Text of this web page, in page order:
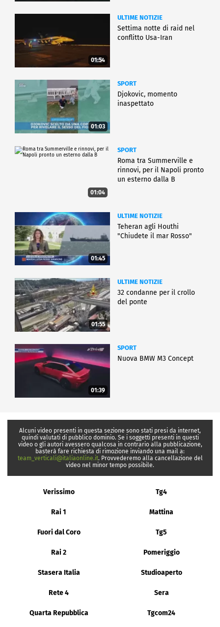
01:54
ULTIME NOTIZIE
Settima notte di raid nel
conflitto Usa-Iran
01:03
SPORT
Djokovic, momento
inaspettato
01:04
SPORT
Roma tra Summerville e
rinnovi, per il Napoli pronto
un esterno dalla B
01:45
ULTIME NOTIZIE
Teheran agli Houthi
"Chiudete il mar Rosso"
01:55
ULTIME NOTIZIE
32 condanne per il crollo
del ponte
01:39
SPORT
Nuova BMW M3 Concept
Alcuni video presenti in questa sezione sono stati presi da internet,
quindi valutati di pubblico dominio. Se i soggetti presenti in questi
video o gli autori avessero qualcosa in contrario alla pubblicazione,
basterà fare richiesta di rimozione inviando una mail a:
team_verticali@italiaonline.it. Provvederemo alla cancellazione del
video nel minor tempo possibile.
Verissimo Tg4
Rai 1 Mattina
Fuori dal Coro Tg5
Rai 2 Pomeriggio
Stasera Italia Studioaperto
Rete 4 Sera
Quarta Repubblica Tgcom24